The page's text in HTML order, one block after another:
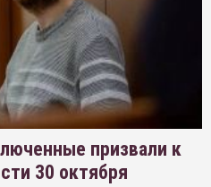
призвали к
30 октября